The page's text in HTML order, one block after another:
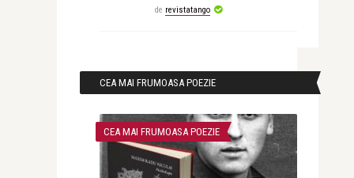
de revistatango
CEA MAI FRUMOASA POEZIE
CEA MAI FRUMOASA POEZIE